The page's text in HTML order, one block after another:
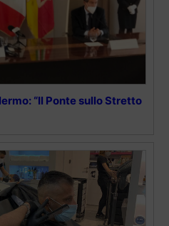
“Il Ponte sullo Stretto